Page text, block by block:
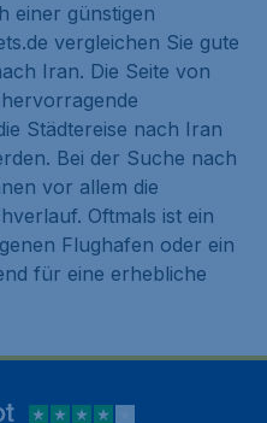
einer günstigen
vergleichen Sie gute
Iran. Die Seite von
Städtereise nach Iran
Bei der Suche nach
vor allem die
Oftmals ist ein
Flughafen oder ein
für eine erhebliche